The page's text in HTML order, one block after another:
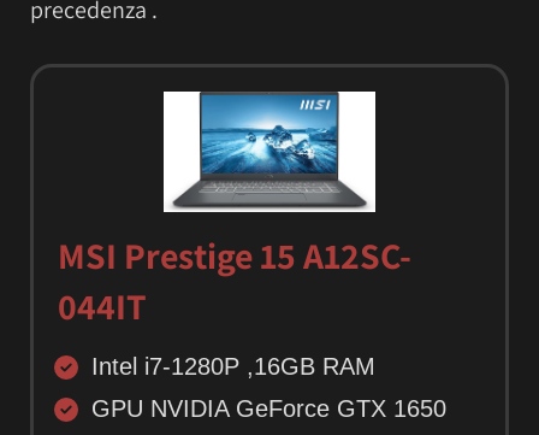
precedenza .
MSI Prestige 15 A12SC-
044IT
Intel i7-1280P ,16GB RAM
GPU NVIDIA GeForce GTX 1650